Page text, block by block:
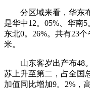
分区域来看，华东布
是华中12。05%、华南5
东北0。26%。共有23
米。
山东客岁出产布48。
苏上升至第二，占全国
加值同比增加9。2%，